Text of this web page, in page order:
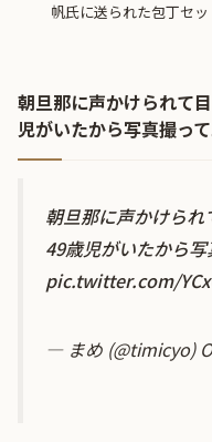
帆氏に送られた包丁セ
朝旦那に声かけられて
児がいたから写真撮っ
朝旦那に声かけら
49歳児がいたから
pic.twitter.com/
— まめ (@timicyo)